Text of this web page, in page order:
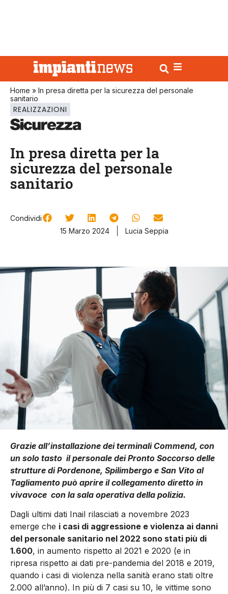
Home » In presa diretta per la sicurezza del personale
sanitario
REALIZZAZIONI
In presa diretta per la
sicurezza del personale
sanitario
Condividi
15 Marzo 2024
Lucia Seppia
Grazie all’installazione dei terminali Commend, con
un solo tasto il personale dei Pronto Soccorso delle
strutture di Pordenone, Spilimbergo e San Vito al
Tagliamento può aprire il collegamento diretto in
vivavoce con la sala operativa della polizia.
Dagli ultimi dati Inail rilascia­ti a novembre 2023
emerge che i casi di aggressione e violenza ai danni
del personale sanita­rio nel 2022 sono stati più di
1.600, in aumento rispetto al 2021 e 2020 (e in
ripresa rispetto ai dati pre-pan­demia del 2018 e 2019,
quando i casi di violenza nella sanità erano stati oltre
2.000 all’anno). In più di 7 casi su 10, le vittime sono